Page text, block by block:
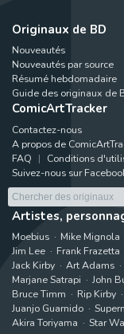
Originaux de BD
Nouveautés
Nouveautés par source
Résumé hebdomadaire
Guide des originaux de
ComicArtTracker
Contactez-nous
A propos de
FAQ
Conditions
Suivez-nous sur
Artistes,
Moebius Mike Mignola
Jim Lee
Frank Frazetta
Jack Kirby
Art Adams
Marjane Satrapi
John
Bruce Timm
Rip Kirby
Juanjo Guarnido
Akira Toriyama
Star